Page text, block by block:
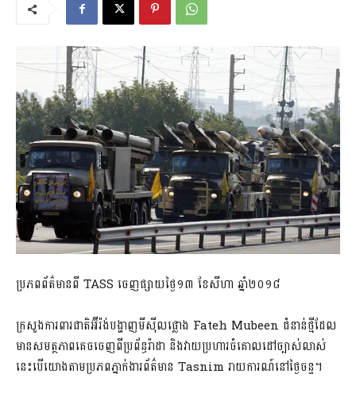
ប្រភពព័ត៌មានពី TASS ចេញផ្សាយថ្ងៃ១៣ ខែសីហា ឆ្នាំ២០១៨
ក្រសួងការពារជាតិអ៊ីរ៉ង់បង្ហាញមីស៊ីលផ្លោង Fateh Mubeen ជំនាន់ថ្មីដែល​
មានសមត្ថភាពគេចចេញពីប្រព័ន្ធរ៉ាដា និងវាយប្រហារចំគោលដៅច្បាស់លាស់
នេះបើយោងតាមប្រភពភ្នាក់ងារព័ត៌មាន Tasnim រាយការណ៍នៅថ្ងៃចន្ទ។